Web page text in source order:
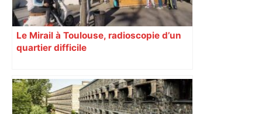
Le Mirail à Toulouse, radioscopie d’un
quartier difficile